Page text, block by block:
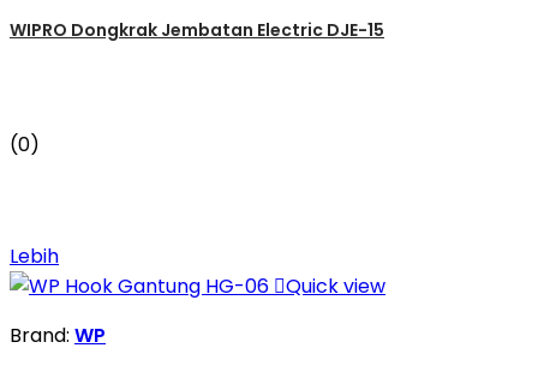
WIPRO Dongkrak Jembatan Electric DJE-15
(0)
Lebih
Quick view
Brand: WP